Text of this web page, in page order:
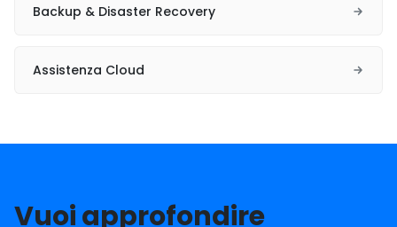
Backup & Disaster Recovery
Assistenza Cloud
Vuoi approfondire